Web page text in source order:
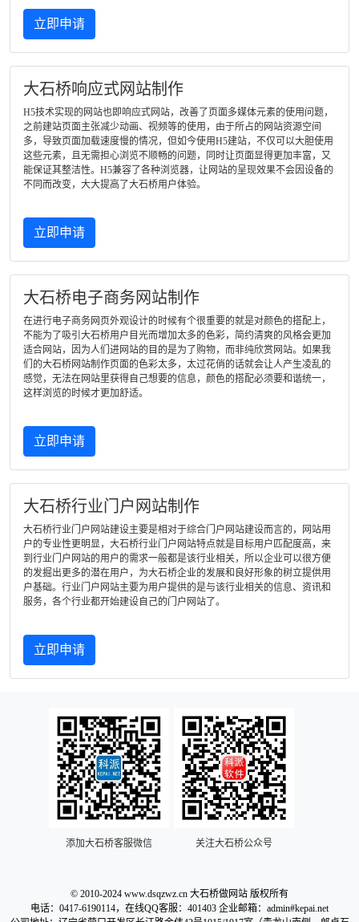
立即申请
大石桥响应式网站制作
H5技术实现的网站也即响应式网站，改善了页面多媒体元素的使用问题，
之前建站页面主张减少动画、视频等的使用，由于所占的网站资源空间
多，导致页面加载速度慢的情况，但如今使用H5建站，不仅可以大胆使用
这些元素，且无需担心浏览不顺畅的问题，同时让页面显得更加丰富，又
能保证其整洁性。H5兼容了各种浏览器，让网站的呈现效果不会因设备的
不同而改变，大大提高了大石桥用户体验。
立即申请
大石桥电子商务网站制作
在进行电子商务网页外观设计的时候有个很重要的就是对颜色的搭配上，
不能为了吸引大石桥用户目光而增加太多的色彩，简约清爽的风格会更加
适合网站，因为人们进网站的目的是为了购物，而非纯欣赏网站。如果我
们的大石桥网站制作页面的色彩太多，太过花俏的话就会让人产生凌乱的
感觉，无法在网站里获得自己想要的信息，颜色的搭配必须要和谐统一，
这样浏览的时候才更加舒适。
立即申请
大石桥行业门户网站制作
大石桥行业门户网站建设主要是相对于综合门户网站建设而言的，网站用
户的专业性更明显，大石桥行业门户网站特点就是目标用户匹配度高，来
到行业门户网站的用户的需求一般都是该行业相关，所以企业可以很方便
的发掘出更多的潜在用户，为大石桥企业的发展和良好形象的树立提供用
户基础。行业门户网站主要为用户提供的是与该行业相关的信息、资讯和
服务，各个行业都开始建设自己的门户网站了。
立即申请
添加大石桥客服微信 关注大石桥公众号
© 2010-2024 www.dsqzwz.cn 大石桥做网站 版权所有
电话：0417-6190114，在线QQ客服：401403 企业邮箱：admin#kepai.net